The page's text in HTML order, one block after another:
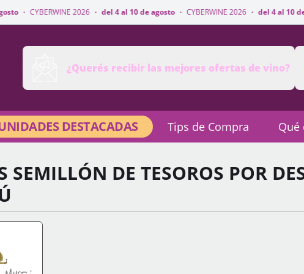
2026 · del 4 al 10 de agosto · CYBERWINE 2026 · del 4 al 10 de agosto ·
¿Querés recibir las mejores ofertas de vino?
DESTACADAS Tips de Compra Qué
SEMILLÓN DE TESOROS POR